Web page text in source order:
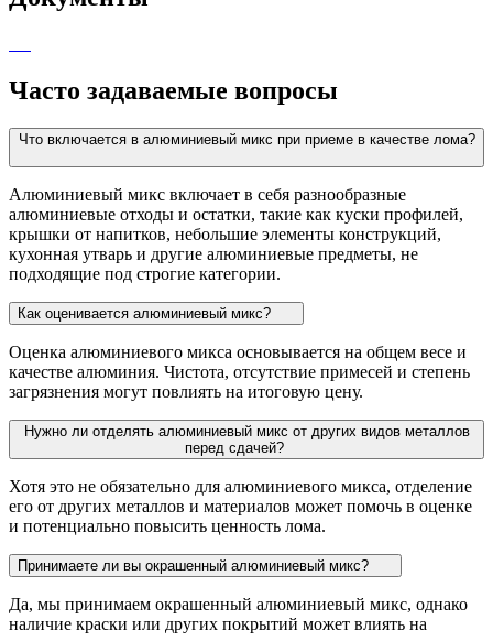
Часто задаваемые вопросы
Что включается в алюминиевый микс при приеме в качестве лома?
Алюминиевый микс включает в себя разнообразные
алюминиевые отходы и остатки, такие как куски профилей,
крышки от напитков, небольшие элементы конструкций,
кухонная утварь и другие алюминиевые предметы, не
подходящие под строгие категории.
Как оценивается алюминиевый микс?
Оценка алюминиевого микса основывается на общем весе и
качестве алюминия. Чистота, отсутствие примесей и степень
загрязнения могут повлиять на итоговую цену.
Нужно ли отделять алюминиевый микс от других видов металлов
перед сдачей?
Хотя это не обязательно для алюминиевого микса, отделение
его от других металлов и материалов может помочь в оценке
и потенциально повысить ценность лома.
Принимаете ли вы окрашенный алюминиевый микс?
Да, мы принимаем окрашенный алюминиевый микс, однако
наличие краски или других покрытий может влиять на